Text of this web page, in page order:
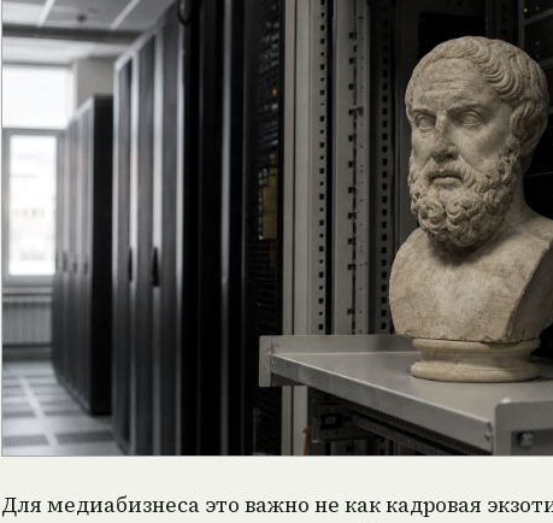
Для медиабизнеса это важно не как кадровая экзотика, а как